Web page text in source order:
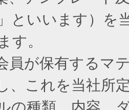
といいます）
す。
が保有するマ
、これを当社所